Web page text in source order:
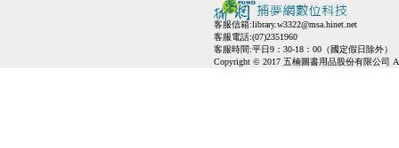
客服信箱:library.w3322@msa.hinet.net
客服電話:(07)2351960
客服時間:平日9：30-18：00（國定假日除外）
Copyright © 2017 五楠圖書用品股份有限公司